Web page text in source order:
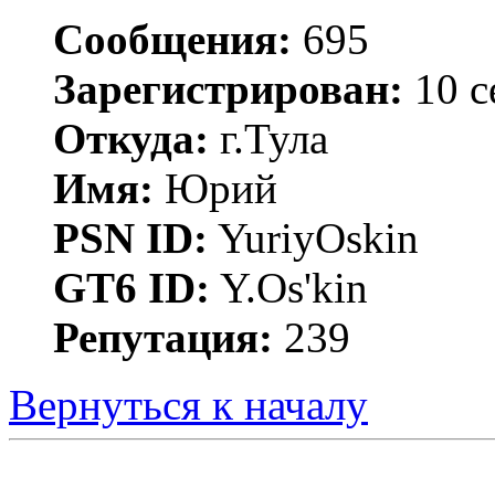
Сообщения: 695
Зарегистрирован: 10
Откуда: г.Тула
Имя: Юрий
PSN ID: YuriyOskin
GT6 ID: Y.Os'kin
Репутация: 239
Вернуться к началу